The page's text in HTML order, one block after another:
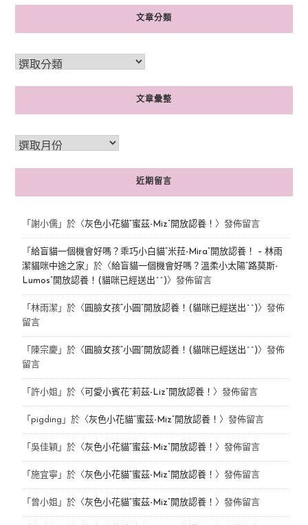
文章分類
文章彙整
近期留言
「 謝小儒」於〈灰色小花貓“蜜茲-Miz”開放認養！ 〉發佈留言
「 給盲貓一個機會好嗎？乖巧小白貓“米菈-Mira”開放認養！ – 林雨
潔貓咪中途之家 」於〈給盲貓一個機會好嗎？溫柔小太陽“路莫斯-
Lumos”開放認養！(貓咪已經送出^^)〉發佈留言
「 林雨潔 」於〈 圓臉女孩“小圓”開放認養！(貓咪已經送出^^)〉發佈
留言
「 陳宗慶」於〈 圓臉女孩“小圓”開放認養！(貓咪已經送出^^)〉發佈
留言
「 許小姐 」於〈 可愛小賓花“莉茲-Liz”開放認養！ 〉發佈留言
「 pigding 」於〈灰色小花貓“蜜茲-Miz”開放認養！ 〉發佈留言
「 吳佳穎 」於〈灰色小花貓“蜜茲-Miz”開放認養！ 〉發佈留言
「 施宜寧 」於〈灰色小花貓“蜜茲-Miz”開放認養！ 〉發佈留言
「 曾小姐 」於〈灰色小花貓“蜜茲-Miz”開放認養！ 〉發佈留言